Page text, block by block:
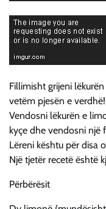
Fillimisht grijeni
vetëm pjesën e verdhë!
Vendosni lëkurën e
kyçe dhe vendosni një
Lëreni kështu për disa
Një tjetër recetë është
Përbërësit